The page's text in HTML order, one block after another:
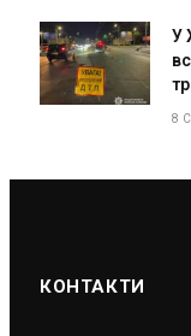
У
8
КОНТАКТИ